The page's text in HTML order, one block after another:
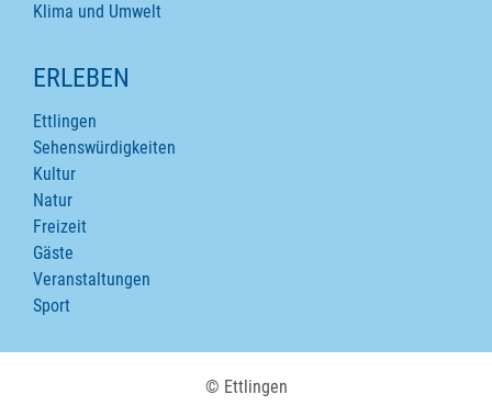
Klima und Umwelt
ERLEBEN
Ettlingen
Sehenswürdigkeiten
Kultur
Natur
Freizeit
Gäste
Veranstaltungen
Sport
© Ettlingen